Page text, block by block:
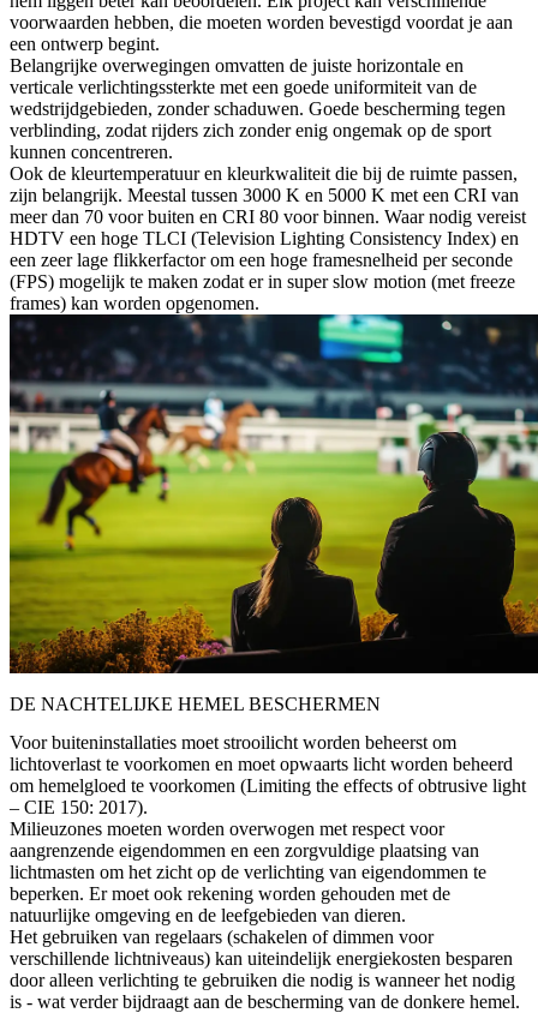
voorwaarden hebben, die moeten worden bevestigd voordat je aan
een ontwerp begint.
Belangrijke overwegingen omvatten de juiste horizontale en
verticale verlichtingssterkte met een goede uniformiteit van de
wedstrijdgebieden, zonder schaduwen. Goede bescherming tegen
verblinding, zodat rijders zich zonder enig ongemak op de sport
kunnen concentreren.
Ook de kleurtemperatuur en kleurkwaliteit die bij de ruimte passen,
zijn belangrijk. Meestal tussen 3000 K en 5000 K met een CRI van
meer dan 70 voor buiten en CRI 80 voor binnen. Waar nodig vereist
HDTV een hoge TLCI (Television Lighting Consistency Index) en
een zeer lage flikkerfactor om een hoge framesnelheid per seconde
(FPS) mogelijk te maken zodat er in super slow motion (met freeze
frames) kan worden opgenomen.
DE NACHTELIJKE HEMEL BESCHERMEN
Voor buiteninstallaties moet strooilicht worden beheerst om
lichtoverlast te voorkomen en moet opwaarts licht worden beheerd
om hemelgloed te voorkomen (Limiting the effects of obtrusive light
– CIE 150: 2017).
Milieuzones moeten worden overwogen met respect voor
aangrenzende eigendommen en een zorgvuldige plaatsing van
lichtmasten om het zicht op de verlichting van eigendommen te
beperken. Er moet ook rekening worden gehouden met de
natuurlijke omgeving en de leefgebieden van dieren.
Het gebruiken van regelaars (schakelen of dimmen voor
verschillende lichtniveaus) kan uiteindelijk energiekosten besparen
door alleen verlichting te gebruiken die nodig is wanneer het nodig
is - wat verder bijdraagt aan de bescherming van de donkere hemel.